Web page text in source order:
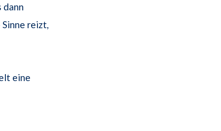
dann
reizt,
eine